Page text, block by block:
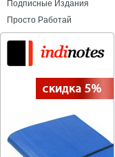
Подписные Издания
Просто Работай